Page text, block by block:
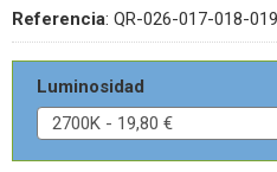
Referencia: QR-026-017-018-019
Luminosidad